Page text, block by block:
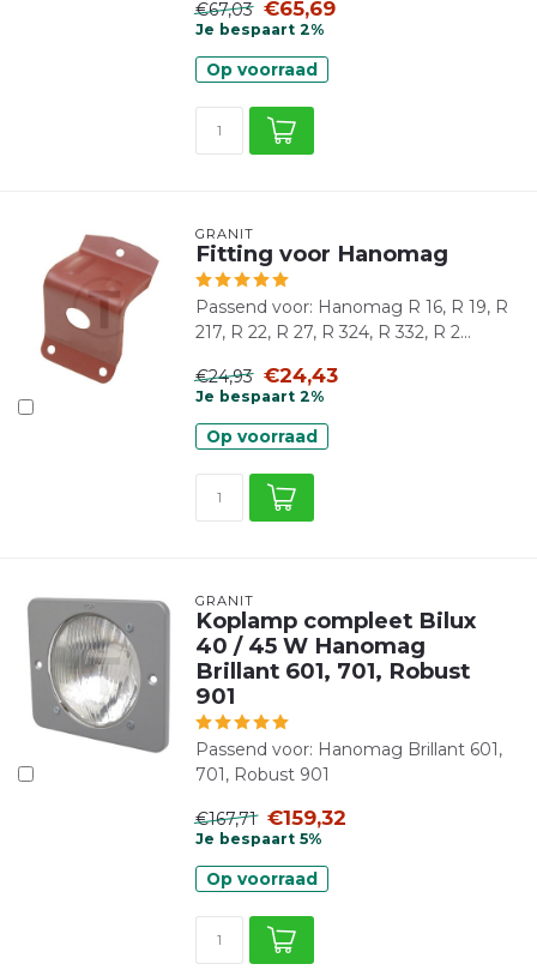
€67,03 €65,69
Je bespaart 2%
Op voorraad
GRANIT
Fitting voor Hanomag
Passend voor: Hanomag R 16, R 19, R
217, R 22, R 27, R 324, R 332, R 2...
€24,93 €24,43
Je bespaart 2%
Op voorraad
GRANIT
Koplamp compleet Bilux
40 / 45 W Hanomag
Brillant 601, 701, Robust
901
Passend voor: Hanomag Brillant 601,
701, Robust 901
€167,71 €159,32
Je bespaart 5%
Op voorraad